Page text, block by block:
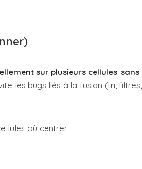
sur plusieurs cellules sans
les bugs liés à la fusion (tri, filtres,
où centrer.